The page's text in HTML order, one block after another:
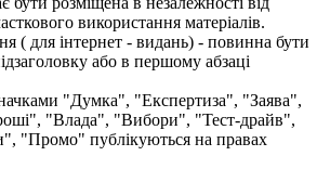
використання матеріалів.
( для інтернет - видань) - повинна бути
або в першому абзаці
"Думка", "Експертиза", "Заява",
"Влада", "Вибори", "Тест-драйв",
"Промо" публікуються на правах